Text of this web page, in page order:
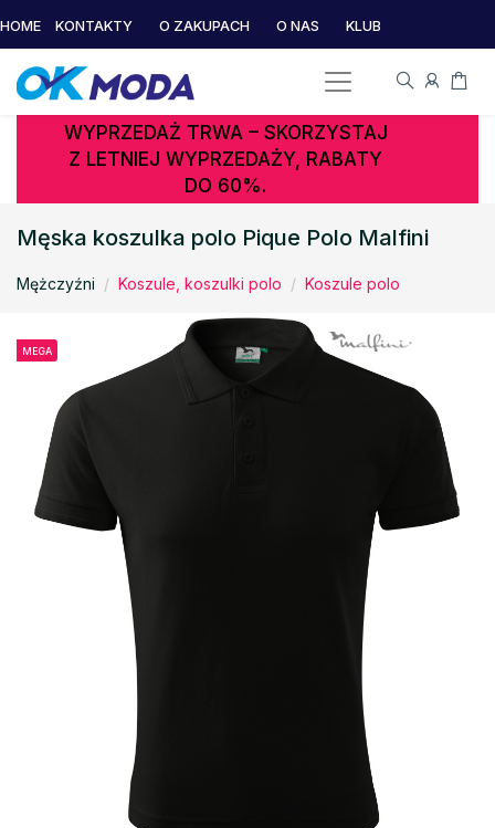
HOME KONTAKTY O ZAKUPACH O NAS KLUB
WYPRZEDAŻ TRWA – SKORZYSTAJ
Z LETNIEJ WYPRZEDAŻY, RABATY
DO 60%.
Męska koszulka polo Pique Polo Malfini
Mężczyźni Koszule, koszulki polo Koszule polo
MEGA